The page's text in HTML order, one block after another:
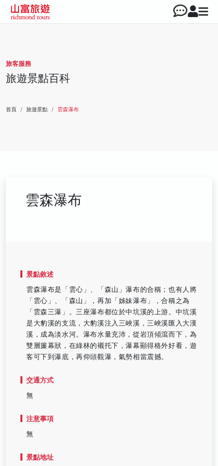
旅客服務
旅遊景點百科
首頁 旅遊景點 雲森瀑布
雲森瀑布
景點敘述
雲森瀑布是「雲心」、「森山」瀑布的合稱；也有人將
「雲心」、「森山」，再加「姊妹瀑布」，合稱之為
「雲森三瀑」。三座瀑布都位於中坑溪的上游。中坑溪
是大豹溪的支流，大豹溪注入三峽溪，三峽溪匯入大漢
溪，成為淡水河。瀑布水量充沛，從岩頂傾瀉而下，為
雙層簾幕狀，在綠林的襯托下，瀑幕顯得格外好看，遊
客可下到瀑底，再仰頭觀瀑，氣勢相當震撼。
交通方式
無
注意事項
無
景點地址